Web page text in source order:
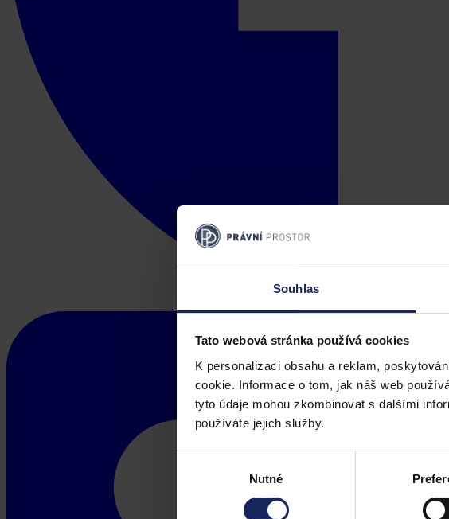
Souhlas
Tato webová stránka používá cookies
K personalizaci obsahu a reklam,
cookie. Informace o tom, jak náš web
tyto údaje mohou zkombinovat s dalšími
používáte jejich služby.
Nutné